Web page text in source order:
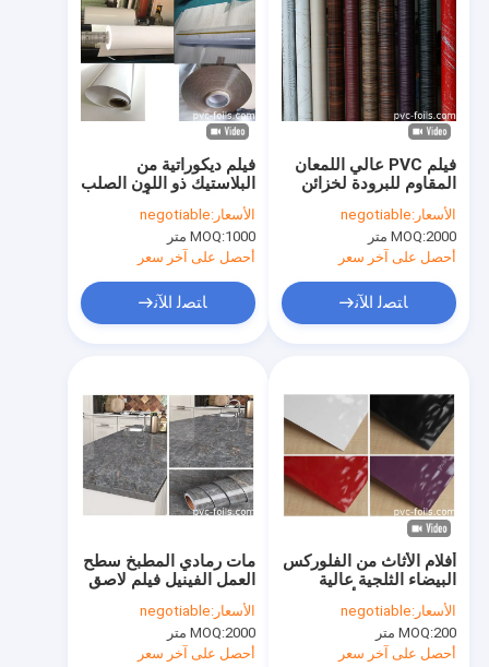
فيلم ديكوراتية من
البلاستيك ذو اللون الصلب
عالي اللمعان للأثاث
وأبواب الخزانات
الأسعار:negotiable
MOQ:1000 متر
أحصل على آخر سعر
ﺎﺘﺼﻟ ﺍﻶﻧ
فيلم PVC عالي اللمعان
المقاوم للبرودة لخزائن
المطبخ
الأسعار:negotiable
MOQ:2000 متر
أحصل على آخر سعر
ﺎﺘﺼﻟ ﺍﻶﻧ
مات رمادي المطبخ سطح
العمل الفينيل فيلم لاصق
ذاتي لخزائن كونترتوب
الأسعار:negotiable
MOQ:2000 متر
أحصل على آخر سعر
أفلام الأثاث من الفلوركس
البيضاء الثلجية عالية
اللمعان لتزيين أبواب
الخزانات
الأسعار:negotiable
MOQ:200 متر
أحصل على آخر سعر